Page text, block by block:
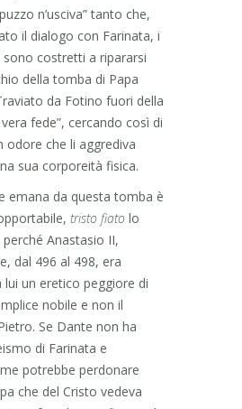
n’usciva” tanto che,
il dialogo con Farinata, i
sono costretti a ripararsi
della tomba di Papa
da Fotino fuori della
fede”, cercando così di
odore che li aggrediva
sua corporeità fisica.
emana da questa tomba è
tristo fiato lo
Anastasio II,
dal 496 al 498, era
lui un eretico peggiore di
nobile e non il
Se Dante non ha
di Farinata e
potrebbe perdonare
che del Cristo vedeva